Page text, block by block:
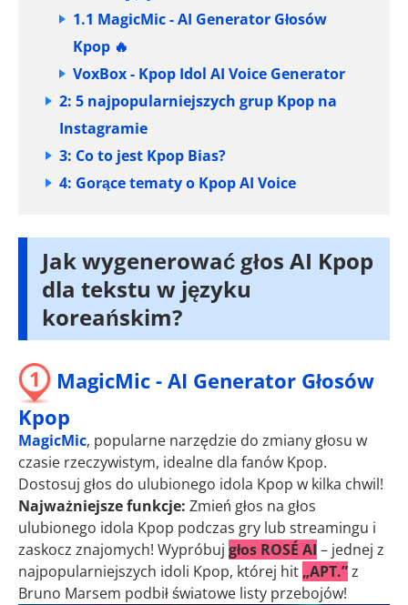
1.1 MagicMic - AI Generator Głosów
Kpop 🔥
VoxBox - Kpop Idol AI Voice Generator
2: 5 najpopularniejszych grup Kpop na
Instagramie
3: Co to jest Kpop Bias?
4: Gorące tematy o Kpop AI Voice
Jak wygenerować głos AI Kpop
dla tekstu w języku
koreańskim?
1
MagicMic - AI Generator Głosów
Kpop
MagicMic, popularne narzędzie do zmiany głosu w
czasie rzeczywistym, idealne dla fanów Kpop.
Dostosuj głos do ulubionego idola Kpop w kilka chwil!
Najważniejsze funkcje: Zmień głos na głos
ulubionego idola Kpop podczas gry lub streamingu i
zaskocz znajomych! Wypróbuj głos ROSÉ AI – jednej z
najpopularniejszych idoli Kpop, której hit „APT.”z
Bruno Marsem podbił światowe listy przebojów!